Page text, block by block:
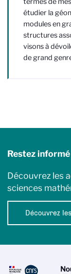
étudier la
modules en
structures
visons à
de grand
Restez
Découvrez les
sciences
Découvrez